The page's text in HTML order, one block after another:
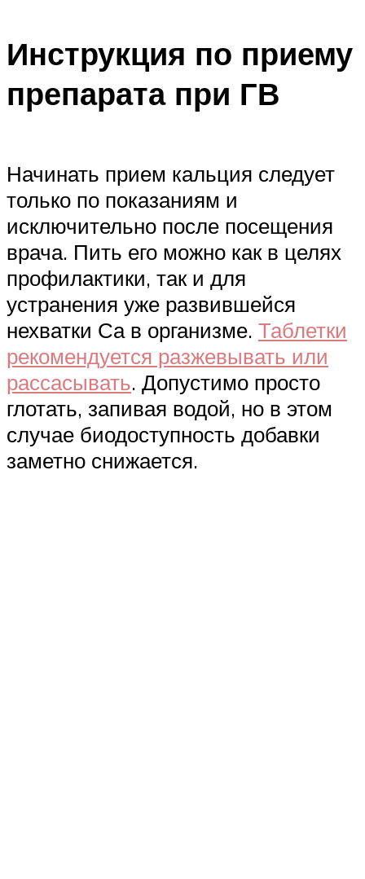
Инструкция по приему
препарата при ГВ
Начинать прием кальция следует
только по показаниям и
исключительно после посещения
врача. Пить его можно как в целях
профилактики, так и для
устранения уже развившейся
нехватки Са в организме. Таблетки
рекомендуется разжевывать или
рассасывать. Допустимо просто
глотать, запивая водой, но в этом
случае биодоступность добавки
заметно снижается.